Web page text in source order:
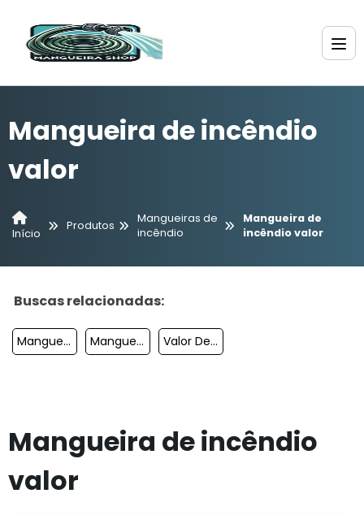
Mangueira de incêndio
valor
Início
Produtos
Mangueiras de
incêndio
Mangueira de
incêndio valor
Buscas relacionadas:
Mangueira De Incêndio Mangueira De Incêndio Tipo 2 Preço Valor De Mangueira De Incêndio
Mangueira de incêndio
valor